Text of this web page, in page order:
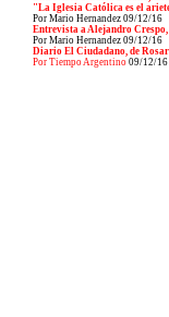
"La Iglesia Católica es el
Por Mario Hernandez 09/12/16
Entrevista a Alejandro
Por Mario Hernandez 09/12/16
Diario El Ciudadano, de
Por Tiempo Argentino 09/12/16